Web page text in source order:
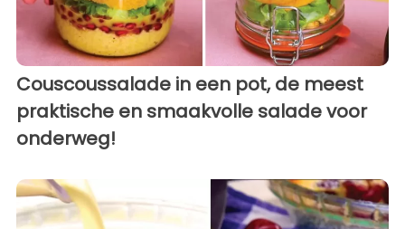
Couscoussalade in een pot, de meest
praktische en smaakvolle salade voor
onderweg!